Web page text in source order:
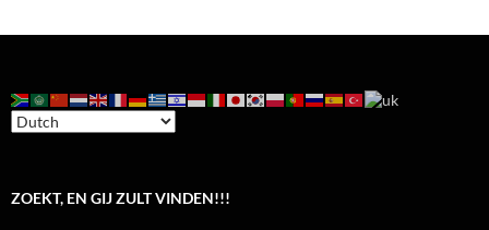
ZOEKT, EN GIJ ZULT VINDEN!!!